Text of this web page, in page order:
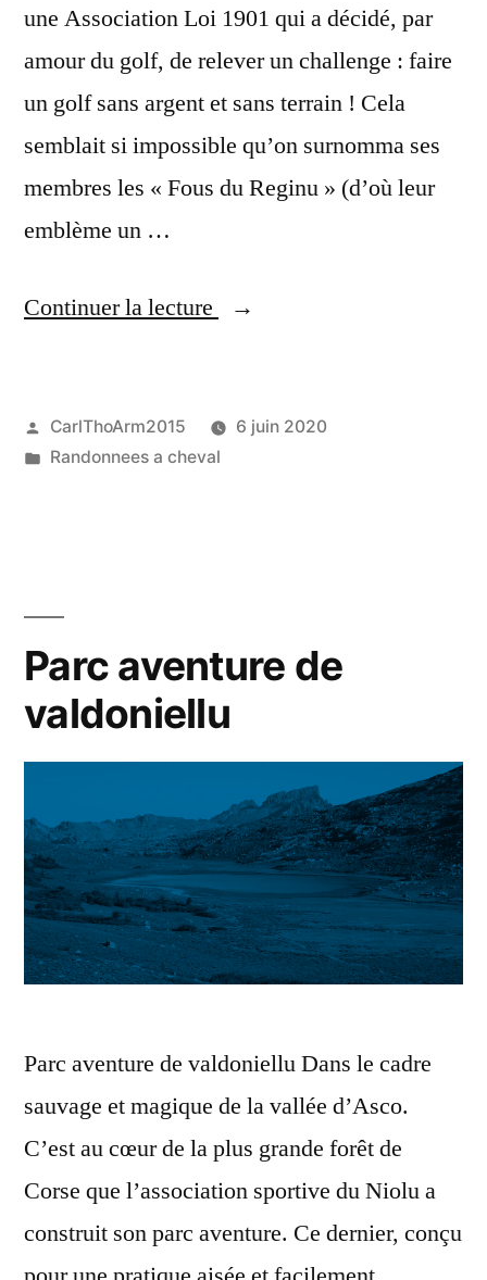
une Association Loi 1901 qui a décidé, par
amour du golf, de relever un challenge : faire
un golf sans argent et sans terrain ! Cela
semblait si impossible qu’on surnomma ses
membres les « Fous du Reginu » (d’où leur
emblème un …
Continuer la lecture
« Golf
Publié
par
CarlThoArm2015
6 juin 2020
Publié
Randonnees a cheval
Parc aventure de
valdoniellu
Parc aventure de valdoniellu Dans le cadre
sauvage et magique de la vallée d’Asco.
C’est au cœur de la plus grande forêt de
Corse que l’association sportive du Niolu a
construit son parc aventure. Ce dernier, conçu